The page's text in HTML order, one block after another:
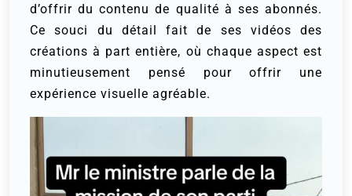
d’offrir du contenu de qualité à ses abonnés.
Ce souci du détail fait de ses vidéos des
créations à part entière, où chaque aspect est
minutieusement pensé pour offrir une
expérience visuelle agréable.